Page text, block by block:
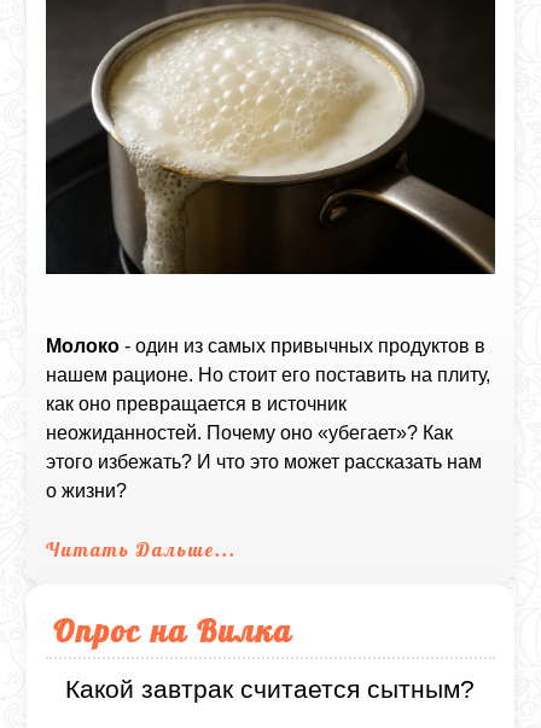
Молоко - один из самых привычных продуктов в
нашем рационе. Но стоит его поставить на плиту,
как оно превращается в источник
неожиданностей. Почему оно «убегает»? Как
этого избежать? И что это может рассказать нам
о жизни?
Читать Дальше...
Опрос на Вилка
Какой завтрак считается сытным?